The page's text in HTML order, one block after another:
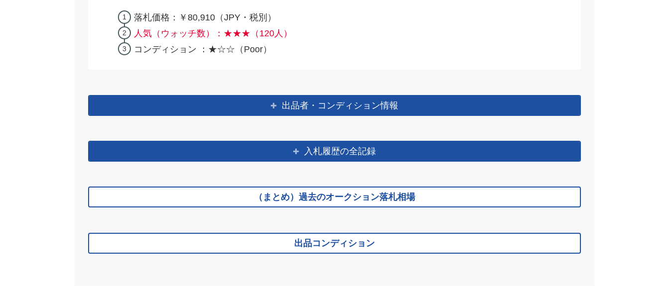
落札価格：￥80,910（JPY・税別）
人気（ウォッチ数）：★★★（120人）
コンディション ：★☆☆（Poor）
出品者・コンディション情報
入札履歴の全記録
（まとめ）過去のオークション落札相場
出品コンディション